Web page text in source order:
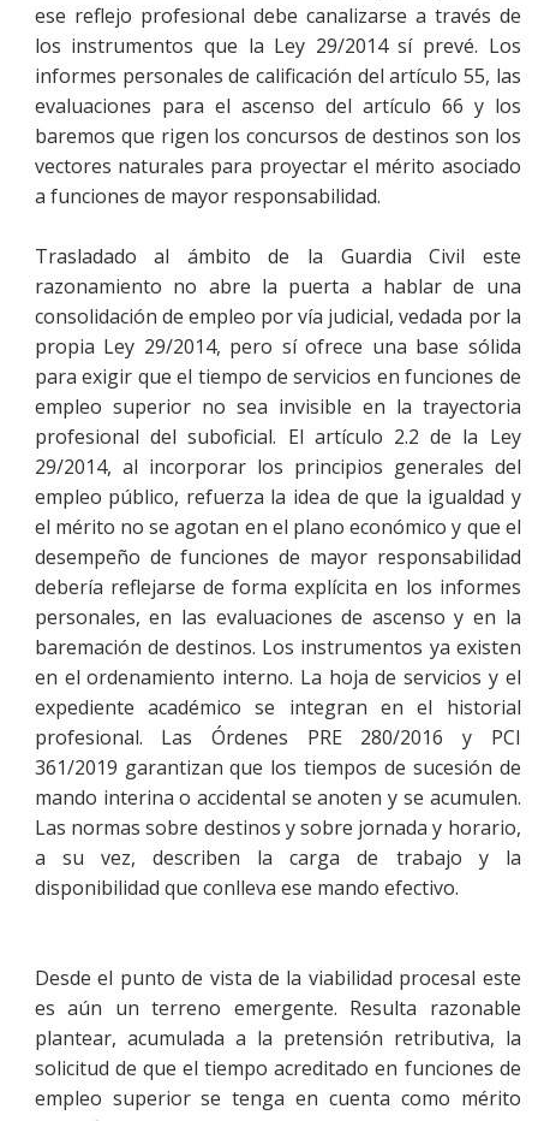
ese reflejo profesional debe canalizarse a través de
los instrumentos que la Ley 29/2014 sí prevé. Los
informes personales de calificación del artículo 55, las
evaluaciones para el ascenso del artículo 66 y los
baremos que rigen los concursos de destinos son los
vectores naturales para proyectar el mérito asociado
a funciones de mayor responsabilidad.
Trasladado al ámbito de la Guardia Civil este
razonamiento no abre la puerta a hablar de una
consolidación de empleo por vía judicial, vedada por la
propia Ley 29/2014, pero sí ofrece una base sólida
para exigir que el tiempo de servicios en funciones de
empleo superior no sea invisible en la trayectoria
profesional del suboficial. El artículo 2.2 de la Ley
29/2014, al incorporar los principios generales del
empleo público, refuerza la idea de que la igualdad y
el mérito no se agotan en el plano económico y que el
desempeño de funciones de mayor responsabilidad
debería reflejarse de forma explícita en los informes
personales, en las evaluaciones de ascenso y en la
baremación de destinos. Los instrumentos ya existen
en el ordenamiento interno. La hoja de servicios y el
expediente académico se integran en el historial
profesional. Las Órdenes PRE 280/2016 y PCI
361/2019 garantizan que los tiempos de sucesión de
mando interina o accidental se anoten y se acumulen.
Las normas sobre destinos y sobre jornada y horario,
a su vez, describen la carga de trabajo y la
disponibilidad que conlleva ese mando efectivo.
Desde el punto de vista de la viabilidad procesal este
es aún un terreno emergente. Resulta razonable
plantear, acumulada a la pretensión retributiva, la
solicitud de que el tiempo acreditado en funciones de
empleo superior se tenga en cuenta como mérito